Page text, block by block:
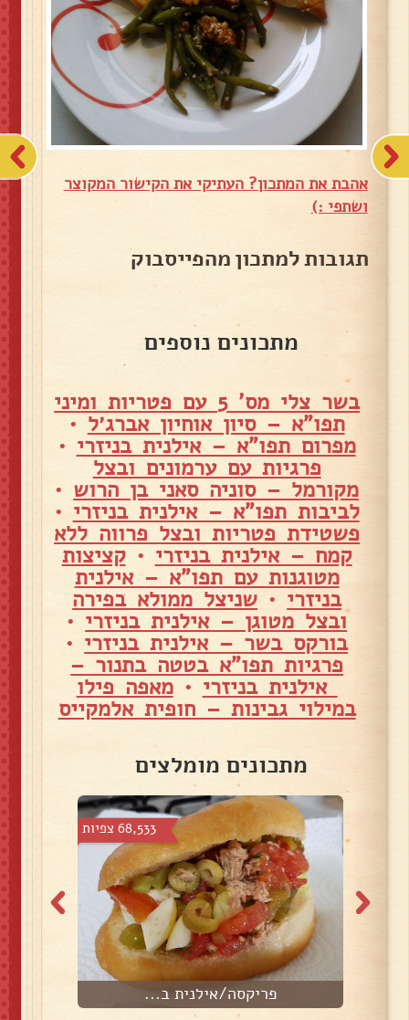
אהבת את המתכון? העתיקי את הקישור המקוצר
ושתפי :)
תגובות למתכון מהפייסבוק
מתכונים נוספים
בשר צלי מס' 5 עם פטריות ומיני
תפו"א – סיון אוחיון אברג׳ל •
מפרום תפו"א – אילנית בניזרי •
פרגיות עם ערמונים ובצל
מקורמל – סוניה סאני בן הרוש •
לביבות תפו"א – אילנית בניזרי •
פשטידת פטריות ובצל פרווה ללא
קמח – אילנית בניזרי •קציצות
מטוגנות עם תפו"א – אילנית
בניזרי • שניצל ממולא בפירה
ובצל מטוגן – אילנית בניזרי •
בורקס בשר – אילנית בניזרי •
פרגיות תפו"א בטטה בתנור –
אילנית בניזרי •מאפה פילו
במילוי גבינות – חופית אלמקייס
מתכונים מומלצים
68,533 צפיות
פריקסה/אילנית ב...